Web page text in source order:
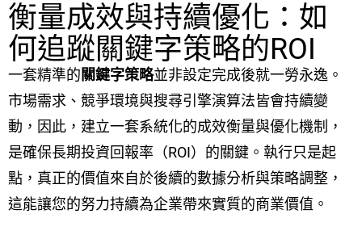
衡量成效與持續優化：如
何追蹤關鍵字策略的ROI
一套精準的關鍵字策略並非設定完成後就一勞永逸。
市場需求、競爭環境與搜尋引擎演算法皆會持續變
動，因此，建立一套系統化的成效衡量與優化機制，
是確保長期投資回報率（ROI）的關鍵。執行只是起
點，真正的價值來自於後續的數據分析與策略調整，
這能讓您的努力持續為企業帶來實質的商業價值。